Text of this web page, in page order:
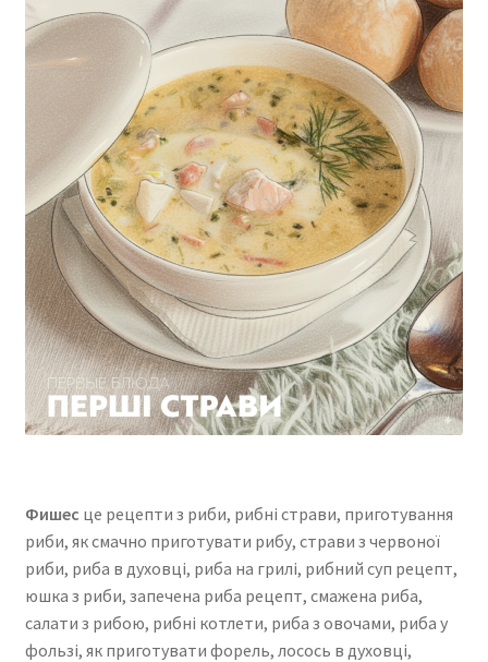
Фишес це рецепти з риби, рибні страви, приготування
риби, як смачно приготувати рибу, страви з червоної
риби, риба в духовці, риба на грилі, рибний суп рецепт,
юшка з риби, запечена риба рецепт, смажена риба,
салати з рибою, рибні котлети, риба з овочами, риба у
фользі, як приготувати форель, лосось в духовці,